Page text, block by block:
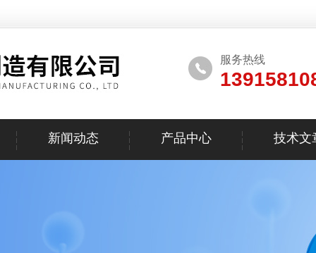
服务热线
新闻动态 产品中心 技术文